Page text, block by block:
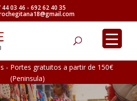
44 03 46 - 692 62 40 35
- Portes gratuitos a partir de 150€
(Peninsula)